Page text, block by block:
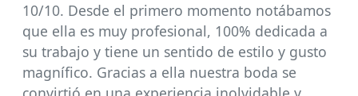
10/10. Desde el primero momento notábamos
que ella es muy profesional, 100% dedicada a
su trabajo y tiene un sentido de estilo y gusto
magnífico. Gracias a ella nuestra boda se